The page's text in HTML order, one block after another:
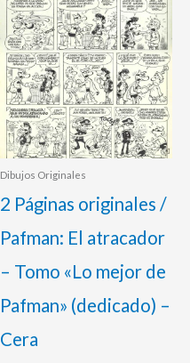
Dibujos Originales
2 Páginas originales /
Pafman: El atracador
– Tomo «Lo mejor de
Pafman» (dedicado) –
Cera